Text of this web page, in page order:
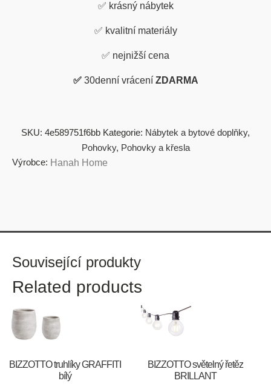
✅ krásný nábytek
✅ kvalitní materiály
✅ nejnižší cena
✅ 30denní vrácení ZDARMA
SKU: 4e589751f6bb Kategorie: Nábytek a bytové doplňky,
Pohovky, Pohovky a křesla
Výrobce: Hanah Home
Související produkty
Related products
BIZZOTTO truhlíky GRAFFITI
bílý
BIZZOTTO světelný řetěz
BRILLANT